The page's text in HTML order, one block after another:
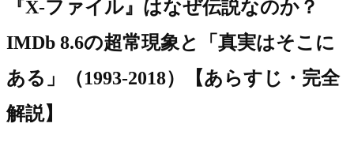
『X-ファイル』はなぜ伝説なのか？
IMDb 8.6の超常現象と「真実はそこに
ある」（1993-2018）【あらすじ・完全
解説】